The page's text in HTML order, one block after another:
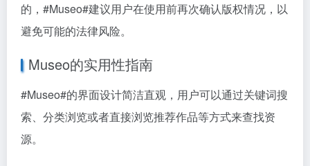
的， #Museo#建议用户在使用前再次确认版权情况，以
避免可能的法律风险。
Museo的实用性指南
#Museo#的界面设计简洁直观，用户可以通过关键词搜
索、分类浏览或者直接浏览推荐作品等方式来查找资
源。